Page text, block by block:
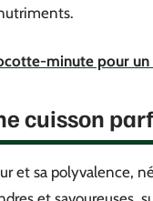
minute pour
cuisson
et sa polyvalence,